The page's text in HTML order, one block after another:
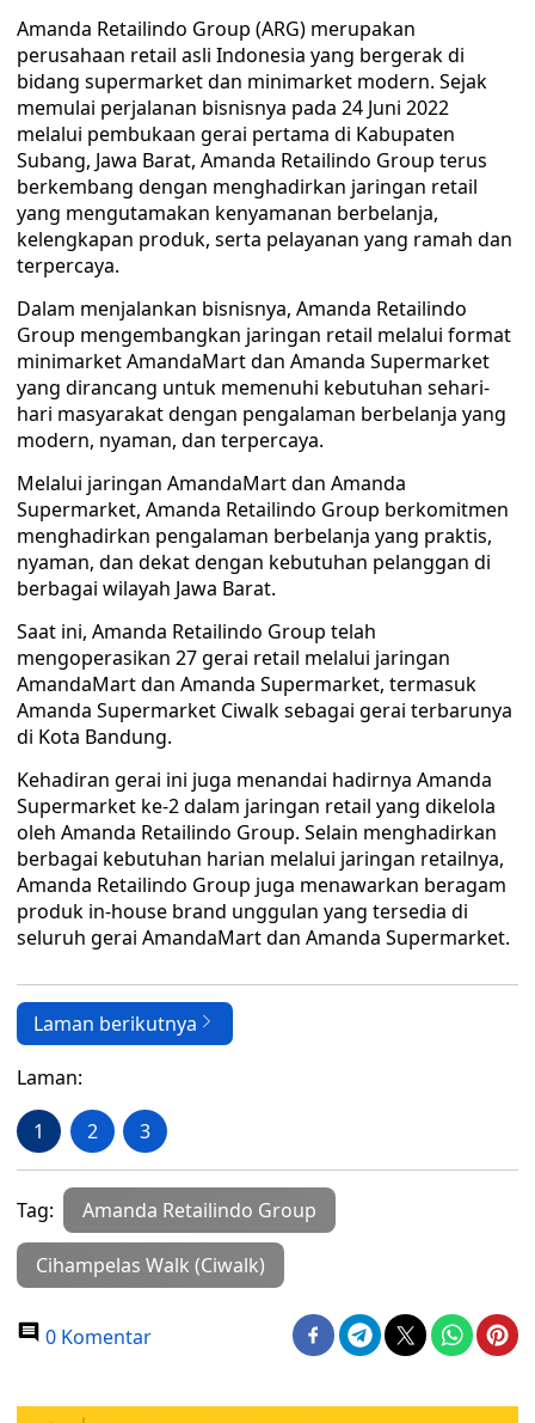
Amanda Retailindo Group (ARG) merupakan
perusahaan retail asli Indonesia yang bergerak di
bidang supermarket dan minimarket modern. Sejak
memulai perjalanan bisnisnya pada 24 Juni 2022
melalui pembukaan gerai pertama di Kabupaten
Subang, Jawa Barat, Amanda Retailindo Group terus
berkembang dengan menghadirkan jaringan retail
yang mengutamakan kenyamanan berbelanja,
kelengkapan produk, serta pelayanan yang ramah dan
terpercaya.
Dalam menjalankan bisnisnya, Amanda Retailindo
Group mengembangkan jaringan retail melalui format
minimarket AmandaMart dan Amanda Supermarket
yang dirancang untuk memenuhi kebutuhan sehari-
hari masyarakat dengan pengalaman berbelanja yang
modern, nyaman, dan terpercaya.
Melalui jaringan AmandaMart dan Amanda
Supermarket, Amanda Retailindo Group berkomitmen
menghadirkan pengalaman berbelanja yang praktis,
nyaman, dan dekat dengan kebutuhan pelanggan di
berbagai wilayah Jawa Barat.
Saat ini, Amanda Retailindo Group telah
mengoperasikan 27 gerai retail melalui jaringan
AmandaMart dan Amanda Supermarket, termasuk
Amanda Supermarket Ciwalk sebagai gerai terbarunya
di Kota Bandung.
Kehadiran gerai ini juga menandai hadirnya Amanda
Supermarket ke-2 dalam jaringan retail yang dikelola
oleh Amanda Retailindo Group. Selain menghadirkan
berbagai kebutuhan harian melalui jaringan retailnya,
Amanda Retailindo Group juga menawarkan beragam
produk in-house brand unggulan yang tersedia di
seluruh gerai AmandaMart dan Amanda Supermarket.
Laman berikutnya
Laman:
1 2 3
Tag: Amanda Retailindo Group
Cihampelas Walk (Ciwalk)
0 Komentar